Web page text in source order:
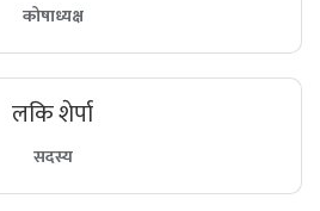
कोषाध्यक्ष
लकि शेर्पा
सदस्य